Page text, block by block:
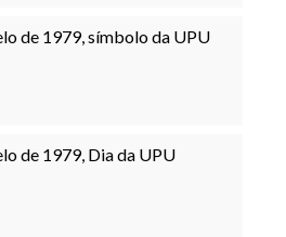
de 1979, símbolo da UPU
de 1979, Dia da UPU